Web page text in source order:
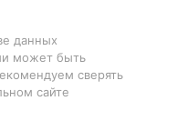
данных
может быть
сверять
сайте